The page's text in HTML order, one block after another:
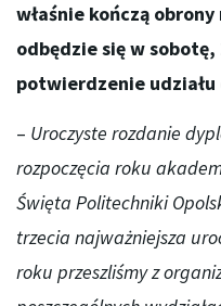
właśnie kończą
odbędzie się w sobotę,
potwierdzenie
– Uroczyste rozdanie
rozpoczęcia roku
Święta Politechniki
trzecia najważniejsza
roku przeszliśmy z